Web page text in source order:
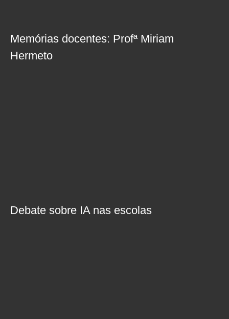
Memórias docentes: Profª Miriam
Hermeto
Debate sobre IA nas escolas